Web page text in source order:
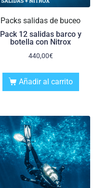
Packs salidas de buceo
Pack 12 salidas barco y
botella con Nitrox
440,00€
Añadir al carrito